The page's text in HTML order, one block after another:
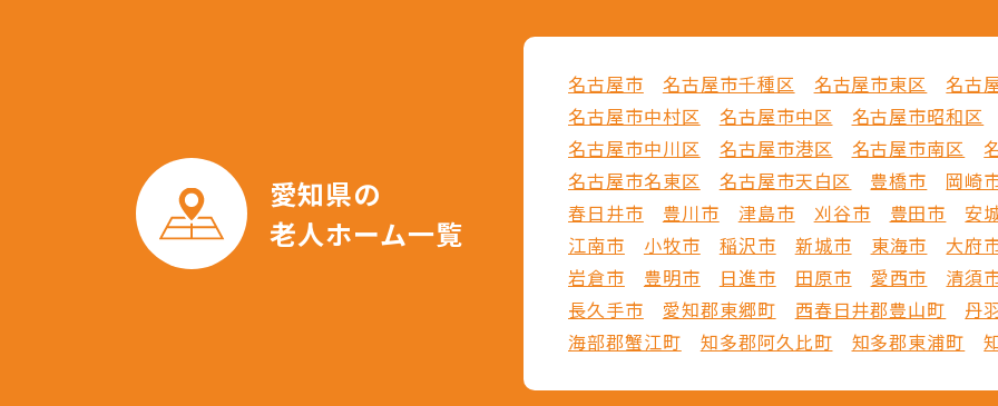
愛知県の
老人ホーム一覧
名古屋市 名古屋市千種区 名古屋市東区 名古
名古屋市中村区
名古屋市中区 名古屋市昭和区
名古屋市中川区
名古屋市港区 名古屋市南区
名古屋市名東区
名古屋市天白区 豊橋市 岡崎
春日井市
豊川市 津島市 刈谷市 豊田市 安
江南市
小牧市 稲沢市 新城市 東海市 大府
岩倉市
豊明市 日進市 田原市 愛西市 清須
長久手市
愛知郡東郷町 西春日井郡豊山町 丹
海部郡蟹江町
知多郡阿久比町 知多郡東浦町